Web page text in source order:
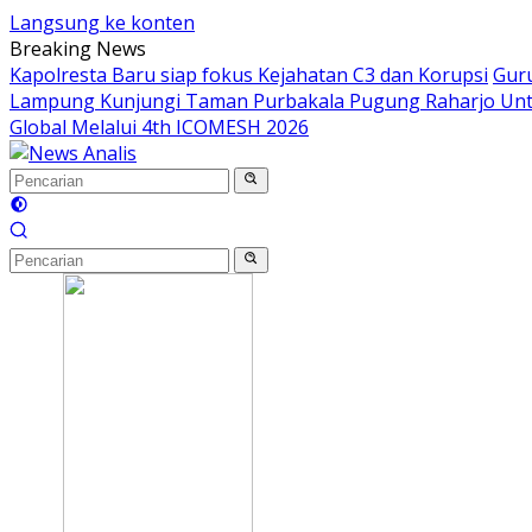
Langsung ke konten
Breaking News
Kapolresta Baru siap fokus Kejahatan C3 dan Korupsi
Lampung Kunjungi Taman Purbakala Pugung Raharjo
Global Melalui 4th ICOMESH 2026